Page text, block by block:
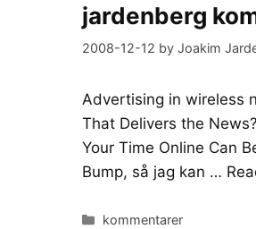
jardenberg
2008-12-12 by Joakim
Advertising in wireless
That Delivers the
Your Time Online Can
Bump, så jag kan …
Categories
kommentarer